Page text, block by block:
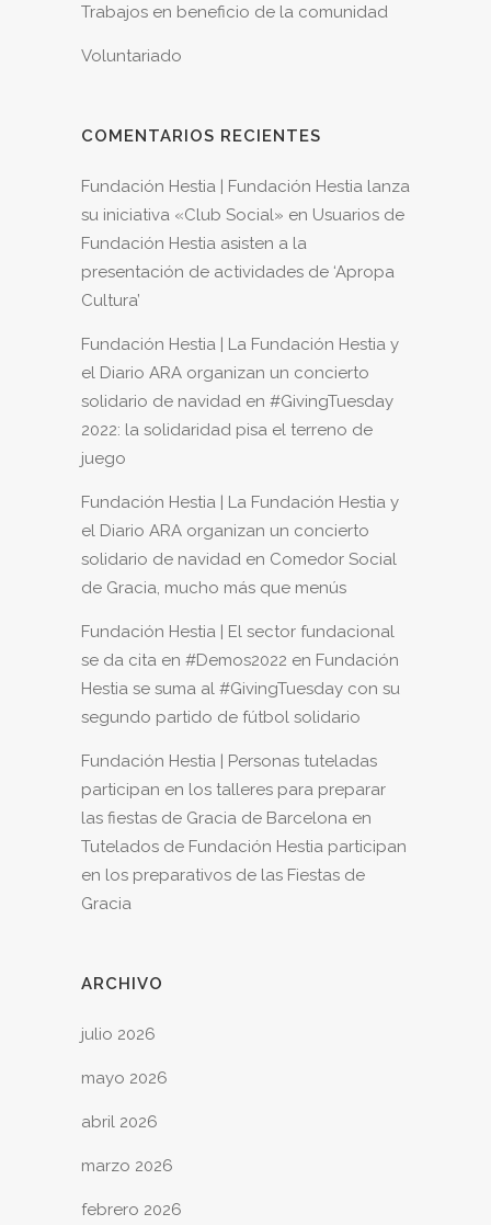
Trabajos en beneficio de la comunidad
Voluntariado
COMENTARIOS RECIENTES
Fundación Hestia | Fundación Hestia lanza
su iniciativa «Club Social» en Usuarios de
Fundación Hestia asisten a la
presentación de actividades de ‘Apropa
Cultura’
Fundación Hestia | La Fundación Hestia y
el Diario ARA organizan un concierto
solidario de navidad en #GivingTuesday
2022: la solidaridad pisa el terreno de
juego
Fundación Hestia | La Fundación Hestia y
el Diario ARA organizan un concierto
solidario de navidad en Comedor Social
de Gracia, mucho más que menús
Fundación Hestia | El sector fundacional
se da cita en #Demos2022 en Fundación
Hestia se suma al #GivingTuesday con su
segundo partido de fútbol solidario
Fundación Hestia | Personas tuteladas
participan en los talleres para preparar
las fiestas de Gracia de Barcelona en
Tutelados de Fundación Hestia participan
en los preparativos de las Fiestas de
Gracia
ARCHIVO
julio 2026
mayo 2026
abril 2026
marzo 2026
febrero 2026